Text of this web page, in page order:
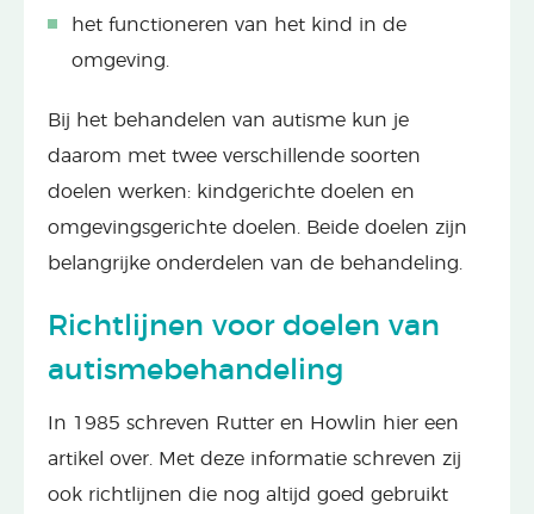
het functioneren van het kind in de
omgeving.
Bij het behandelen van autisme kun je
daarom met twee verschillende soorten
doelen werken: kindgerichte doelen en
omgevingsgerichte doelen. Beide doelen zijn
belangrijke onderdelen van de behandeling.
Richtlijnen voor doelen van
autismebehandeling
In 1985 schreven Rutter en Howlin hier een
artikel over. Met deze informatie schreven zij
ook richtlijnen die nog altijd goed gebruikt